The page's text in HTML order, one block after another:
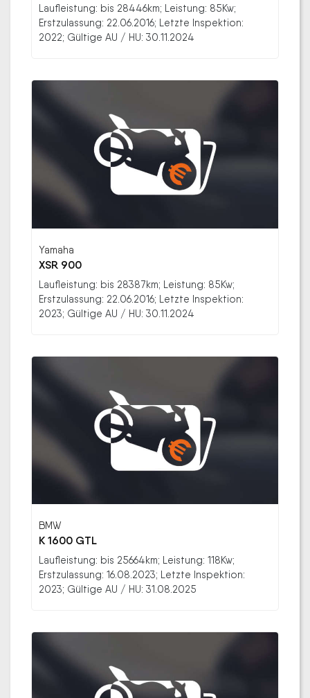
Laufleistung: bis 28446km; Leistung: 85Kw;
Erstzulassung: 22.06.2016; Letzte Inspektion:
2022; Gültige AU / HU: 30.11.2024
Yamaha
XSR 900
Laufleistung: bis 28387km; Leistung: 85Kw;
Erstzulassung: 22.06.2016; Letzte Inspektion:
2023; Gültige AU / HU: 30.11.2024
BMW
K 1600 GTL
Laufleistung: bis 25664km; Leistung: 118Kw;
Erstzulassung: 16.08.2023; Letzte Inspektion:
2023; Gültige AU / HU: 31.08.2025